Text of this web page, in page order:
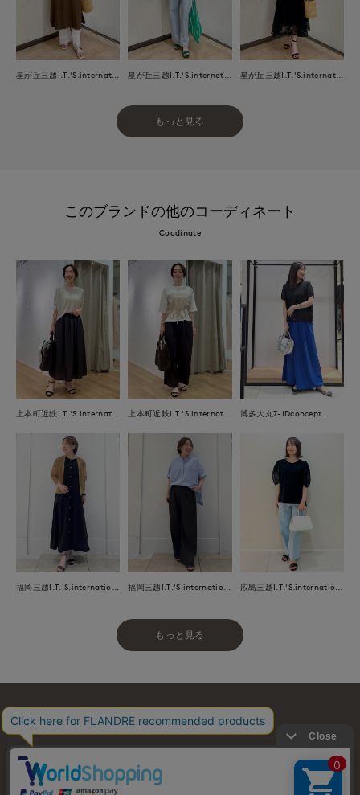
もっと見る
このブランドの他のコーディネート
Coodinate
博多大丸7-IDconcept.
もっと見る
お問い合わせ 利用規約 プライバシーポリシー
特定商取引・古物営業法に基づく表示